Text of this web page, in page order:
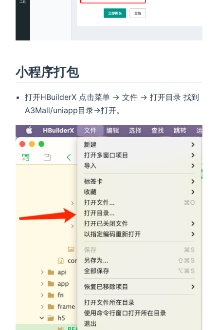
小程序打包
打开HBuilderX 点击菜单 -> 文件 -> 打开目录 找到
A3Mall/uniapp目录->打开。